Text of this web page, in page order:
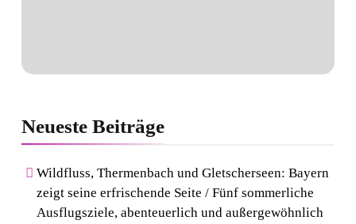
Neueste Beiträge
Wildfluss, Thermenbach und Gletscherseen: Bayern
zeigt seine erfrischende Seite / Fünf sommerliche
Ausflugsziele, abenteuerlich und außergewöhnlich